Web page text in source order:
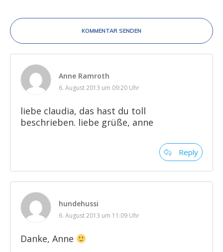
KOMMENTAR SENDEN
Anne Ramroth
6. August 2013 um 09:20 Uhr
liebe claudia, das hast du toll
beschrieben. liebe grüße, anne
Reply
hundehussi
6. August 2013 um 11:09 Uhr
Danke, Anne